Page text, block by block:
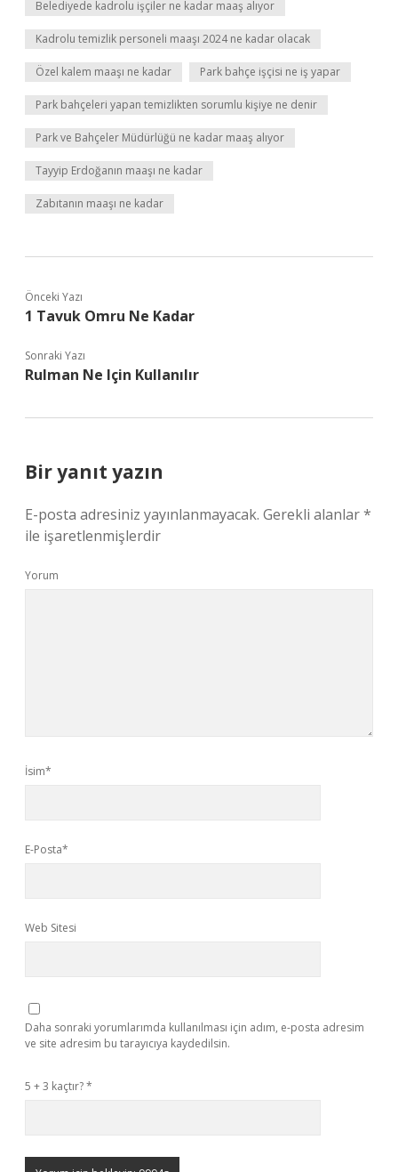
Belediyede kadrolu işçiler ne kadar maaş alıyor
Kadrolu temizlik personeli maaşı 2024 ne kadar olacak
Özel kalem maaşı ne kadar Park bahçe işçisi ne iş yapar
Park bahçeleri yapan temizlikten sorumlu kişiye ne denir
Park ve Bahçeler Müdürlüğü ne kadar maaş alıyor
Tayyip Erdoğanın maaşı ne kadar
Zabıtanın maaşı ne kadar
Önceki Yazı
1 Tavuk Omru Ne Kadar
Sonraki Yazı
Rulman Ne Için Kullanılır
Bir yanıt yazın
E-posta adresiniz yayınlanmayacak. Gerekli alanlar*
ile işaretlenmişlerdir
Yorum
İsim*
E-Posta*
Web Sitesi
Daha sonraki yorumlarımda kullanılması için adım, e-posta adresim
ve site adresim bu tarayıcıya kaydedilsin.
5 + 3 kaçtır?*